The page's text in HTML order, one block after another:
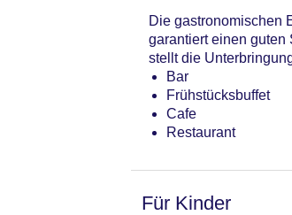
Landeskategorie: 4
Die gastronomischen
garantiert einen guten
stellt die
Bar
Frühstücksbuffet
Cafe
Restaurant
Für Kinder